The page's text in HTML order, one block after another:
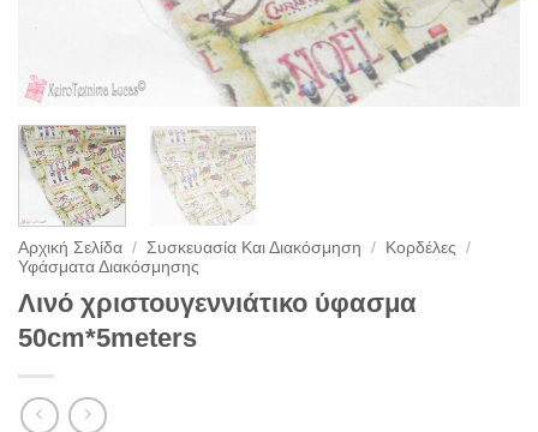
Αρχική Σελίδα / Συσκευασία Και Διακόσμηση / Κορδέλες
/
Υφάσματα Διακόσμησης
Λινό χριστουγεννιάτικο ύφασμα
50cm*5meters